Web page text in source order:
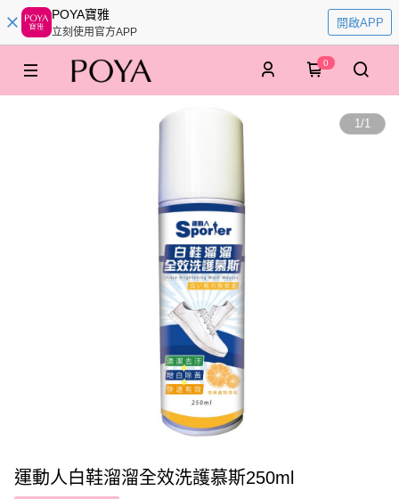
POYA寶雅
立刻使用官方APP
開啟APP
0
1/1
運動人白鞋溜溜全效洗護慕斯250ml